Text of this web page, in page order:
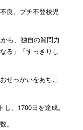
良、プチ不登校児
ら、独自の質問力
る」「すっきりし
せっかいをあちこ
、1700日を達成。
。